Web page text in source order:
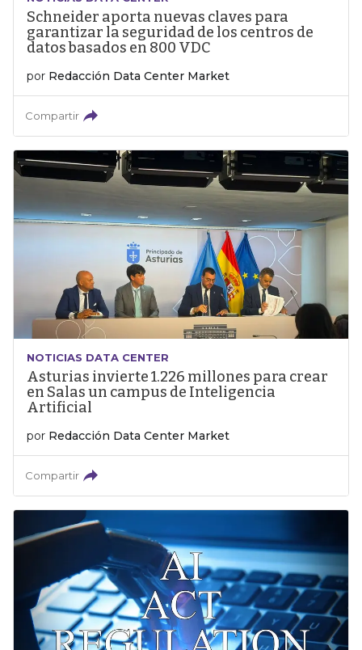
Schneider aporta nuevas claves para
garantizar la seguridad de los centros de
datos basados en 800 VDC
por Redacción Data Center Market
Compartir
NOTICIAS DATA CENTER
Asturias invierte 1.226 millones para crear
en Salas un campus de Inteligencia
Artificial
por Redacción Data Center Market
Compartir